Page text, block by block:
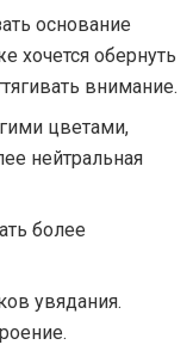
основание
хочется обернуть
внимание.
цветами,
нейтральная
более
увядания.